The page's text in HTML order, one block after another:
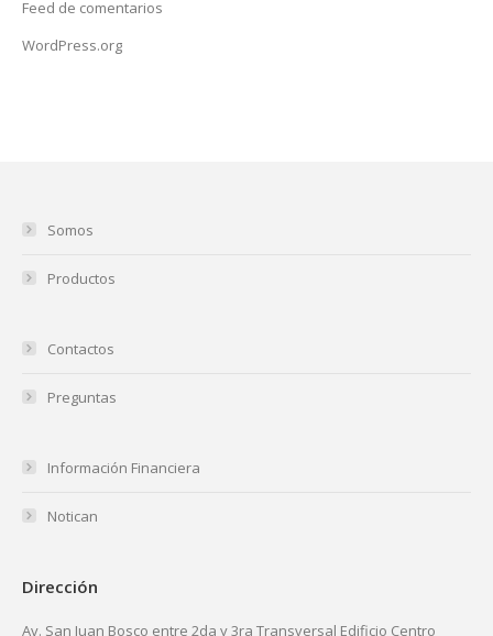
Feed de comentarios
WordPress.org
Somos
Productos
Contactos
Preguntas
Información Financiera
Notican
Dirección
Av. San Juan Bosco entre 2da y 3ra Transversal Edificio Centro